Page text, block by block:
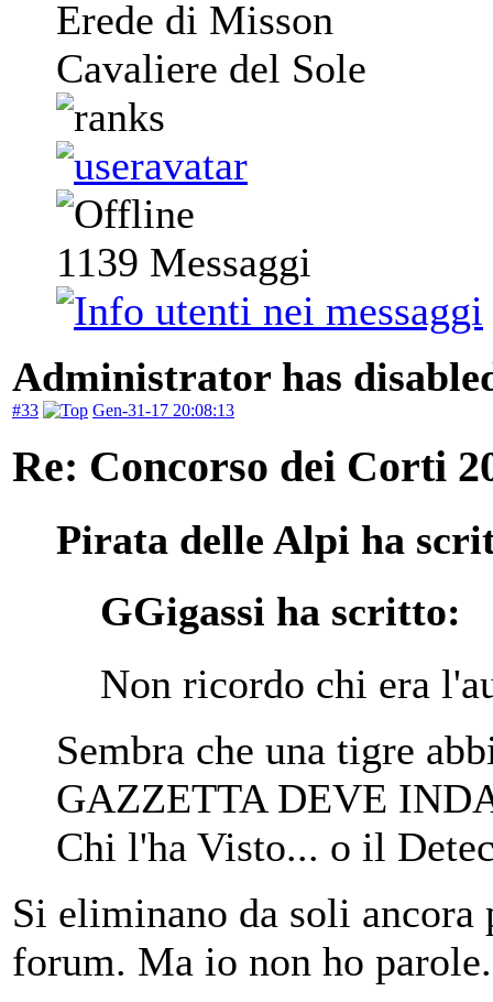
Erede di Misson
Cavaliere del Sole
1139 Messaggi
Administrator has
#33 Gen-31-17 20:08:13
Re: Concorso dei Corti
Pirata delle Alpi ha
GGigassi ha scritto:
Non ricordo chi era
Sembra che una tigre
GAZZETTA DEVE
Chi l'ha Visto... o il
Si eliminano da soli
forum. Ma io non ho